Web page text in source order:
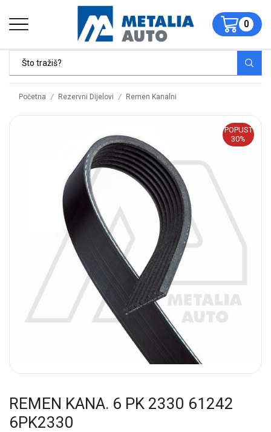
0
Početna / Rezervni Dijelovi / Remen Kanalni
POPUST
30%
REMEN KANA. 6 PK 2330 61242
6PK2330